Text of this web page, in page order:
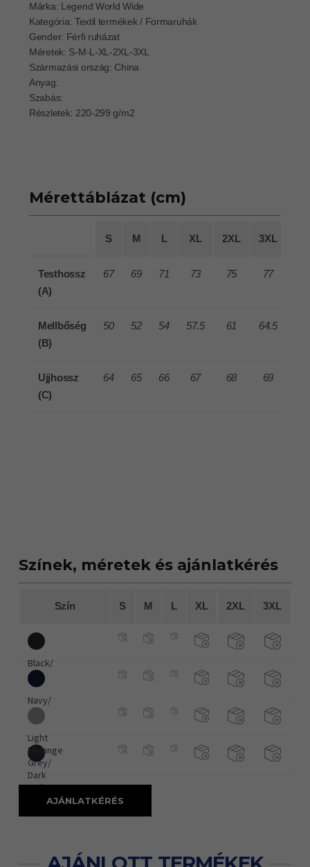
Márka: Legend World Wide
Kategória: Textil termékek / Formaruhák
Gender: Férfi ruházat
Méretek: S-M-L-XL-2XL-3XL
Származási ország: China
Anyag:
Szabás:
Részletek: 220-299 g/m2
Mérettáblázat (cm)
S M L XL 2XL 3XL
Testhossz
(A)
67 69 71 73 75 77
Mellbőség
(B)
50 52 54 57.5 61 64.5
Ujjhossz
(C)
64 65 66 67 68 69
Színek, méretek és ajánlatkérés
Szín S M L XL 2XL 3XL
Black/
Navy/
Light
Melange
Grey/
Dark
Melange
Grey/AJÁNLATKÉRÉS